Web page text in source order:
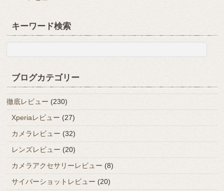
キーワード検索
ブログカテゴリー
徹底レビュー (230)
Xperiaレビュー (27)
カメラレビュー (32)
レンズレビュー (20)
カメラアクセサリーレビュー (8)
サイバーショットレビュー (20)